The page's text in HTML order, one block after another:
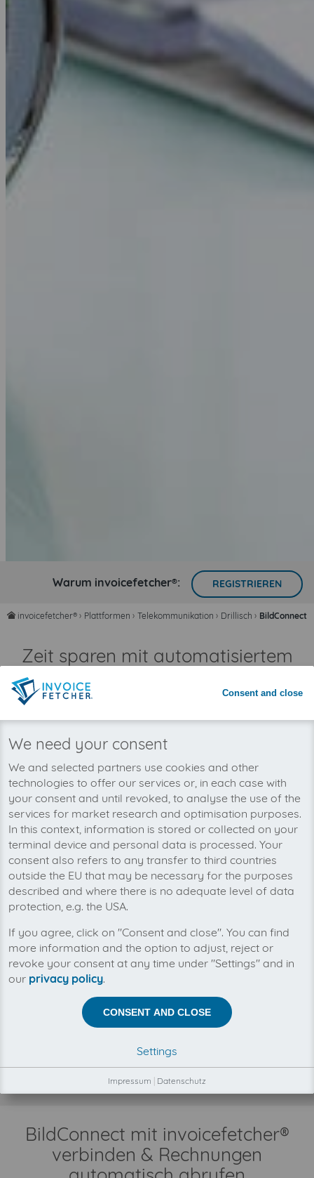
Warum invoicefetcher®: REGISTRIEREN
home invoicefetcher® › Plattformen › Telekommunikation › Drillisch › BildConnect
Zeit sparen mit automatisiertem
Rechnungsimport
Nie wieder Rechnungen übersehen
BildConnect Rechnungen an einem Ort
verwalten. Unsere Cloud-Software spart Ihnen
Zeit, Geld und Nerven.
Zwischen invoicefetcher® und BildConnect besteht keine
Geschäftsbeziehung.
automatisch und ausschließlich in Ihrem
Kundenauftrag, durch unsere Automatismen,
Konnektoren und Schnittstellen.
BildConnect mit invoicefetcher®
verbinden & Rechnungen
Consent and close
We need your consent
We and selected partners use cookies and other
technologies to offer our services or, in each case with
your consent and until revoked, to analyse the use of the
services for market research and optimisation purposes.
In this context, information is stored or collected on your
terminal device and personal data is processed. Your
consent also refers to any transfer to third countries
outside the EU that may be necessary for the purposes
described and where there is no adequate level of data
protection, e.g. the USA.
If you agree, click on "Consent and close". You can find
more information and the option to adjust, reject or
revoke your consent at any time under "Settings" and in
our privacy policy.
CONSENT AND CLOSE
Settings
Impressum | Datenschutz